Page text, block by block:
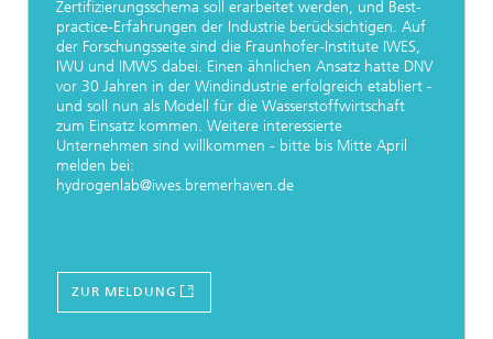
Zertifizierungsschema soll erarbeitet werden, und Best-
practice-Erfahrungen der Industrie berücksichtigen. Auf
der Forschungsseite sind die Fraunhofer-Institute IWES,
IWU und IMWS dabei. Einen ähnlichen Ansatz hatte DNV
vor 30 Jahren in der Windindustrie erfolgreich etabliert -
und soll nun als Modell für die Wasserstoffwirtschaft
zum Einsatz kommen. Weitere interessierte
Unternehmen sind willkommen - bitte bis Mitte April
melden bei:
hydrogenlab@iwes.bremerhaven.de
ZUR MELDUNG